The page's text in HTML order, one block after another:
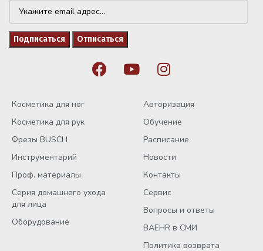
Косметика для ног
Косметика для рук
Фрезы BUSCH
Инструментарий
Проф. материалы
Серия домашнего ухода
для лица
Оборудование
Авторизация
Обучение
Расписание
Новости
Контакты
Сервис
Вопросы и ответы
BAEHR в СМИ
Политика возврата